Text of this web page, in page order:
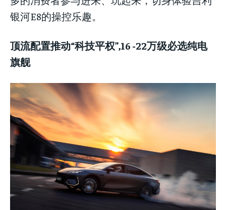
银河E8的操控乐趣。
顶流配置推动“科技平权”,16 -22万级必选纯电
旗舰